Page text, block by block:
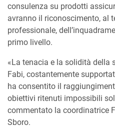
consulenza su prodotti
avranno il riconoscimento, al
professionale,
primo livello.
«La tenacia e la solidità della
Fabi, costantemente
ha consentito il
obiettivi ritenuti impossibili
commentato la coordinatrice
Sboro.